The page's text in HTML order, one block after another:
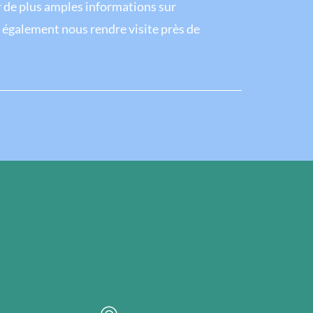
de plus amples informations sur
également nous rendre visite près de